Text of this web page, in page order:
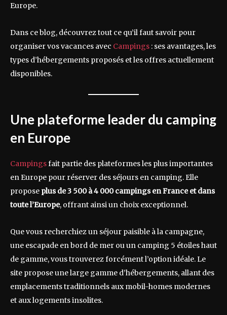
Europe.
Dans ce blog, découvrez tout ce qu’il faut savoir pour
organiser vos vacances avec Campings : ses avantages, les
types d’hébergements proposés et les offres actuellement
disponibles.
Une plateforme leader du camping
en Europe
Campingsfait partie des plateformes les plus importantes
en Europe pour réserver des séjours en camping. Elle
propose plus de 3 500 à 4 000 campings en France et dans
toute l’Europe, offrant ainsi un choix exceptionnel.
Que vous recherchiez un séjour paisible à la campagne,
une escapade en bord de mer ou un camping 5 étoiles haut
de gamme, vous trouverez forcément l’option idéale. Le
site propose une large gamme d’hébergements, allant des
emplacements traditionnels aux mobil-homes modernes
et aux logements insolites.